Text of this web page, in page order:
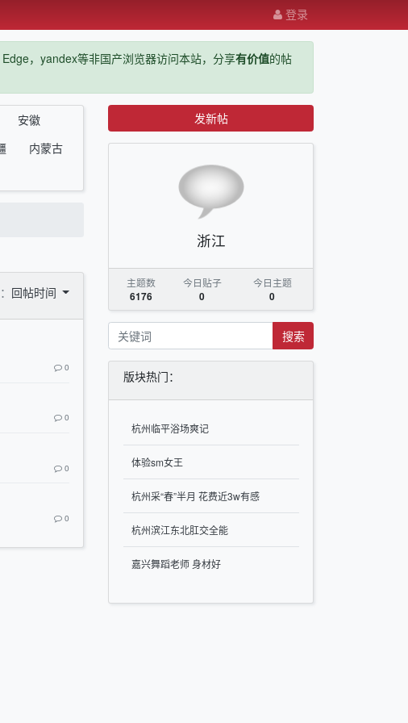
登录
，yandex等非国产浏览器访问本站，分享有价值的帖
安徽
内蒙古
回帖时间
0
0
0
0
发新帖
浙江
主题数
6176
今日贴子
0
今日主题
0
搜索
版块热门：
杭州临平浴场爽记
体验sm女王
杭州采“春”半月 花费近3w有感
杭州滨江东北肛交全能
嘉兴舞蹈老师 身材好